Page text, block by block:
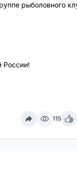
рыболовного
России!
115